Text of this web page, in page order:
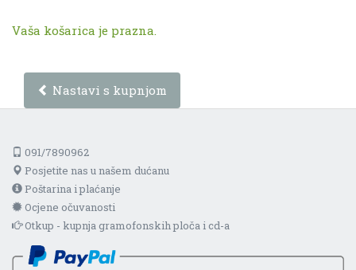
Vaša košarica je prazna.
Nastavi s kupnjom
091/7890962
Posjetite nas u našem dućanu
Poštarina i plaćanje
Ocjene očuvanosti
Otkup - kupnja gramofonskih ploča i cd-a